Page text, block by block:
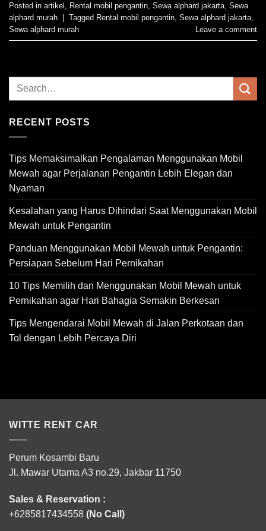
Posted in artikel Rental mobil pengantin Sewa alphard jakarta Sewa
alphard murah | Tagged Rental mobil pengantin Sewa alphard jakarta
Sewa alphard murah
Leave a comment
RECENT POSTS
Tips Memaksimalkan Pengalaman Menggunakan Mobil
Mewah agar Perjalanan Pengantin Lebih Elegan dan
Nyaman
Kesalahan yang Harus Dihindari Saat Menggunakan Mobil
Mewah untuk Pengantin
Panduan Menggunakan Mobil Mewah untuk Pengantin:
Persiapan Sebelum Hari Pernikahan
10 Tips Memilih dan Menggunakan Mobil Mewah untuk
Pernikahan agar Hari Bahagia Semakin Berkesan
Tips Mengendarai Mobil Mewah di Jalan Perkotaan dan
Tol dengan Lebih Percaya Diri
WITTE RENT CAR
Perum Kosambi Baru
Jl. Mawar Utama A3 no.29, Jakbar 11750
Sales & Reservation :
+6285817434558 (No Call)